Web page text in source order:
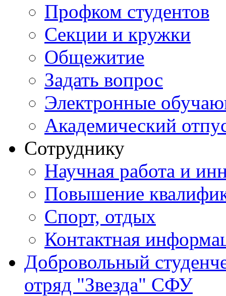
Профком студентов
Секции и кружки
Общежитие
Задать вопрос
Электронные
Академический
Сотруднику
Научная работа и
Повышение
Спорт, отдых
Контактная
Добровольный
отряд "Звезда" СФУ